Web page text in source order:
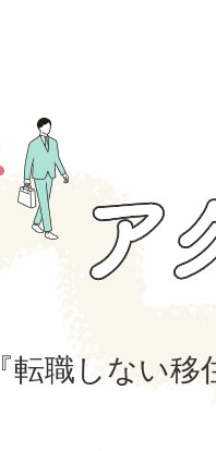
『転職しない